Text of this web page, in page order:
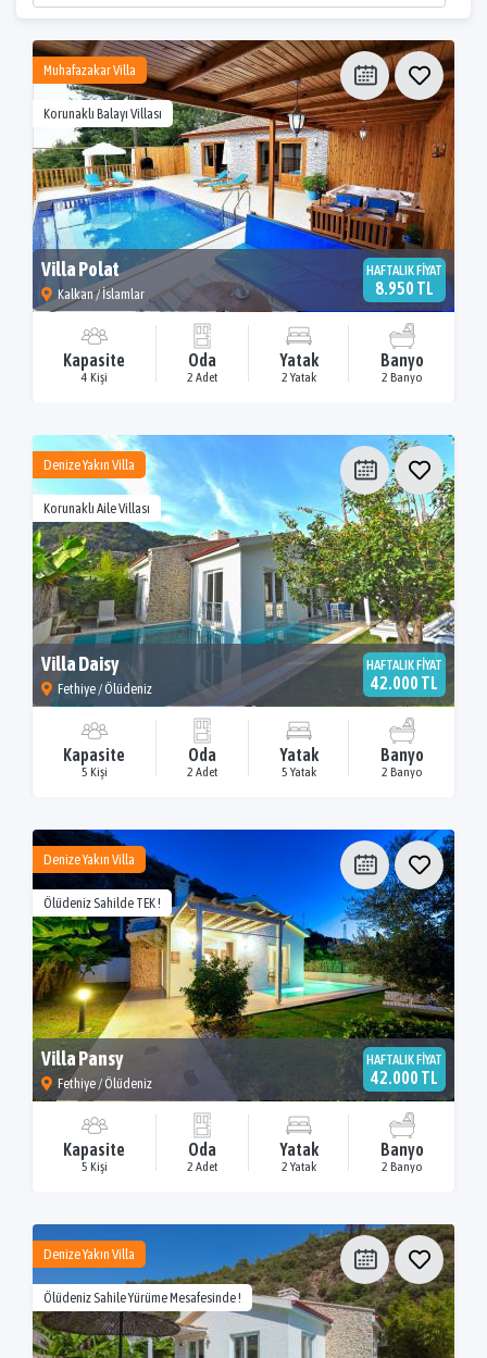
Muhafazakar Villa
Korunaklı Balayı Villası
Villa Polat
Kalkan / İslamlar
HAFTALIK FİYAT
8.950 TL
Kapasite
4 Kişi
Oda
2 Adet
Yatak
2 Yatak
Banyo
2 Banyo
Denize Yakın Villa
Korunaklı Aile Villası
Villa Daisy
Fethiye / Ölüdeniz
HAFTALIK FİYAT
42.000 TL
Kapasite
5 Kişi
Oda
2 Adet
Yatak
5 Yatak
Banyo
2 Banyo
Denize Yakın Villa
Ölüdeniz Sahilde TEK !
Villa Pansy
Fethiye / Ölüdeniz
HAFTALIK FİYAT
42.000 TL
Kapasite
5 Kişi
Oda
2 Adet
Yatak
2 Yatak
Banyo
2 Banyo
Denize Yakın Villa
Ölüdeniz Sahile Yürüme Mesafesinde !